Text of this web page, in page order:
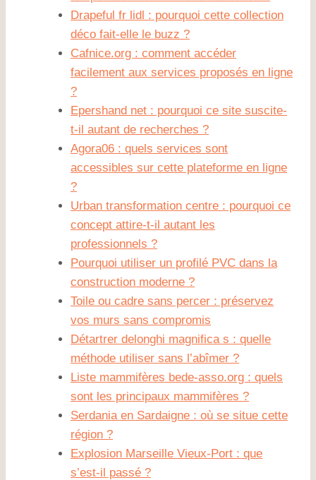
Drapeful fr lidl : pourquoi cette collection
déco fait-elle le buzz ?
Cafnice.org : comment accéder
facilement aux services proposés en ligne
?
Epershand net : pourquoi ce site suscite-
t-il autant de recherches ?
Agora06 : quels services sont
accessibles sur cette plateforme en ligne
?
Urban transformation centre : pourquoi ce
concept attire-t-il autant les
professionnels ?
Pourquoi utiliser un profilé PVC dans la
construction moderne ?
Toile ou cadre sans percer : préservez
vos murs sans compromis
Détartrer delonghi magnifica s : quelle
méthode utiliser sans l’abîmer ?
Liste mammifères bede-asso.org : quels
sont les principaux mammifères ?
Serdania en Sardaigne : où se situe cette
région ?
Explosion Marseille Vieux-Port : que
s’est-il passé ?